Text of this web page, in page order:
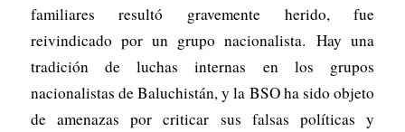
familiares resultó gravemente herido, fue
reivindicado por un grupo nacionalista. Hay una
tradición de luchas internas en los grupos
nacionalistas de Baluchistán, y la BSO ha sido objeto
de amenazas por criticar sus falsas políticas y